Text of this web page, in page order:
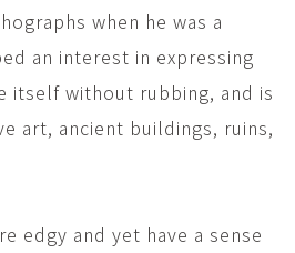
when he was a
an interest in expressing
itself without rubbing, and is
art, ancient buildings, ruins,
edgy and yet have a sense